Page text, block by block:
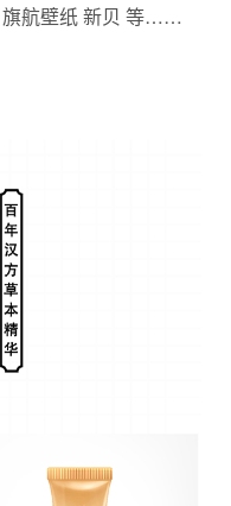
旗航壁纸 新贝 等……